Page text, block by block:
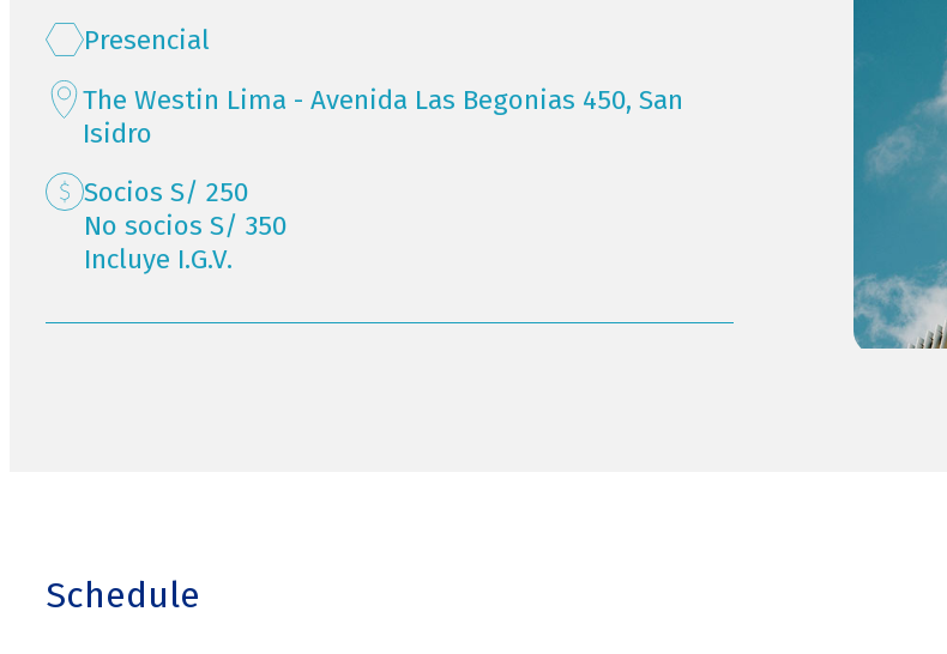
Presencial
The Westin Lima - Avenida Las Begonias 450, San
Isidro
Socios S/ 250
No socios S/ 350
Incluye I.G.V.
Schedule